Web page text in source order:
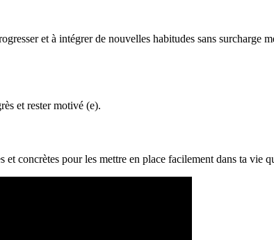
et à intégrer de nouvelles habitudes sans surcharge
et rester motivé (e).
concrètes pour les mettre en place facilement dans ta vie